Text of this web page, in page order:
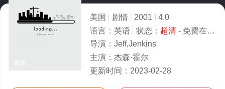
美国 剧情 2001
4.0
语言： 英语 状态： 超清- 免费在线观看
导演： Jeff,Jenkins
主演： 杰森·霍尔
更新时间： 2023-02-28